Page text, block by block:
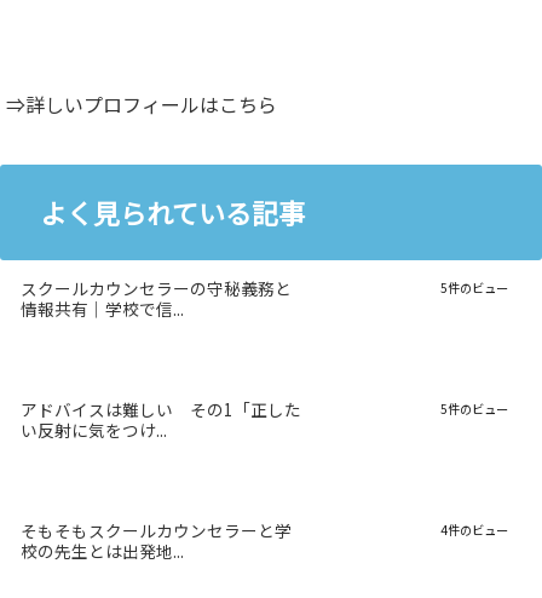
⇒詳しいプロフィールはこちら
よく見られている記事
スクールカウンセラーの守秘義務と
情報共有｜学校で信...
5件のビュー
アドバイスは難しい その1「正した
い反射に気をつけ...
5件のビュー
そもそもスクールカウンセラーと学
校の先生とは出発地...
4件のビュー